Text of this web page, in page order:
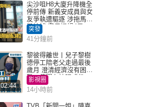
尖沙咀H8大廈升降機全
停前傳 新義安成員與女
友爭執遭驅逐 涉拖馬刑
毀被捕 警另通緝4男
突發
41分鐘前
02:44
黎彼得離世丨兒子黎樹
德停工陪老父走過最後
歲月 澄清經濟沒有困
難：傳聞有誇張成份
影視圈
14小時前